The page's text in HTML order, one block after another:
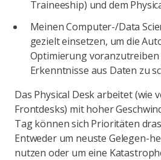
Traineeship) und dem
Meinen Computer-/Data
gezielt einsetzen, um die
Optimierung voranzutreiben
Erkenntnisse aus Daten zu
Das Physical Desk arbeitet (wie
Frontdesks) mit hoher
Tag können sich Prioritäten
Entweder um neuste Gelegen-
nutzen oder um eine